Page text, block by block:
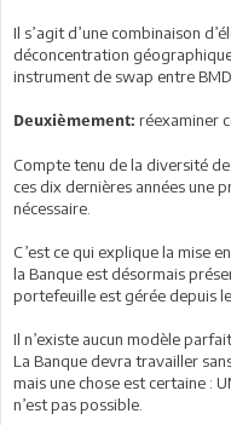
Il s’agit d’une combinaison
déconcentration
instrument de swap entre
Deuxièmement: réexaminer
Compte tenu de la diversité
ces dix dernières années une
nécessaire.
C’est ce qui explique la mise
la Banque est désormais
portefeuille est gérée depuis
Il n’existe aucun modèle
La Banque devra travailler
mais une chose est certaine :
n’est pas possible.